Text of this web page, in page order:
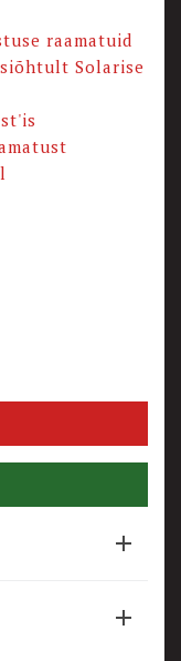
raamatuid
Solarise